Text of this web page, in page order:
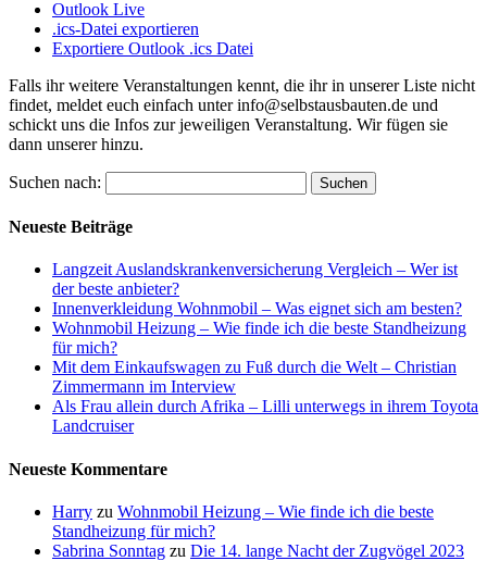
Outlook Live
.ics-Datei exportieren
Exportiere Outlook .ics Datei
Falls ihr weitere Veranstaltungen kennt, die ihr in unserer Liste nicht
findet, meldet euch einfach unter info@selbstausbauten.de und
schickt uns die Infos zur jeweiligen Veranstaltung. Wir fügen sie
dann unserer hinzu.
Suchen nach:
Neueste Beiträge
Langzeit Auslandskrankenversicherung Vergleich – Wer ist
der beste anbieter?
Innenverkleidung Wohnmobil – Was eignet sich am besten?
Wohnmobil Heizung – Wie finde ich die beste Standheizung
für mich?
Mit dem Einkaufswagen zu Fuß durch die Welt – Christian
Zimmermann im Interview
Als Frau allein durch Afrika – Lilli unterwegs in ihrem Toyota
Landcruiser
Neueste Kommentare
Harry zu Wohnmobil Heizung – Wie finde ich die beste
Standheizung für mich?
Sabrina Sonntag zu Die 14. lange Nacht der Zugvögel 2023